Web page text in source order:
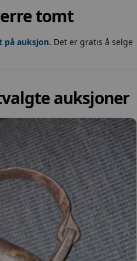
tomt
på auksjon. Det er gratis å selge
auksjoner